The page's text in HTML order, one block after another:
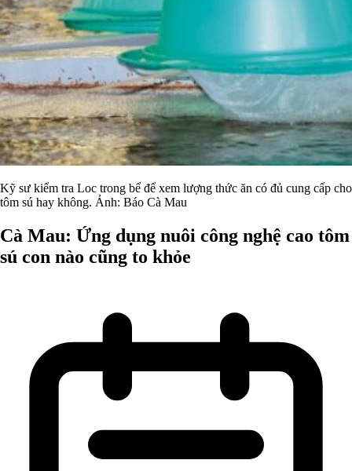
Kỹ sư kiểm tra Loc trong bể để xem lượng thức ăn có đủ cung cấp cho
tôm sú hay không. Ảnh: Báo Cà Mau
Cà Mau: Ứng dụng nuôi công nghệ cao tôm
sú con nào cũng to khỏe